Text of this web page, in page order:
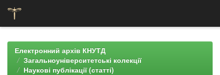
navigationЕлектронний архів КНУТД
Загальноуніверситетські колекції
Наукові публікації (статті)